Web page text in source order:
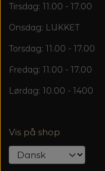
Tirsdag: 11.00 - 17.00
Onsdag: LUKKET
Torsdag: 11.00 - 17.00
Fredag: 11.00 - 17.00
Lørdag: 10.00 - 1400
Vis på shop